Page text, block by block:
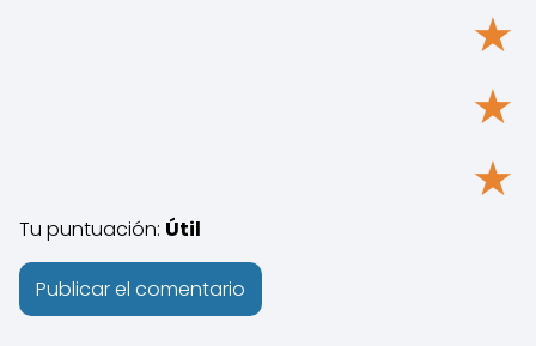
★
★
★
Tu puntuación: Útil